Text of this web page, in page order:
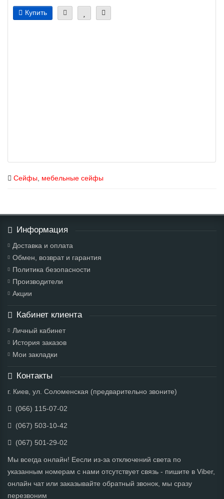
Купить
Сейфы мебельные сейфы
Информация
Доставка и оплата
Обмен, возврат и гарантия
Политика безопасности
Производители
Акции
Кабинет клиента
Личный кабинет
История заказов
Мои закладки
Контакты
г. Киев, ул. Соломенская (предварительно звоните)
(066) 115-07-02
(067) 503-10-42
(067) 501-29-02
Мы всегда онлайн! Еесли из-за отключений света по
указанным номерам с нами отсутствует связь - пишите в Viber,
онлайн чат или заказывайте обратный звонок, мы сразу
перезвоним